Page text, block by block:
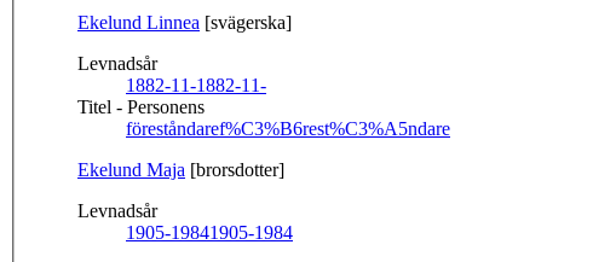
Ekelund Linnea [svägerska]
Levnadsår
1882-11-1882-11-
Titel - Personens
föreståndaref%C3%B6rest%C3%A5ndare
Ekelund Maja [brorsdotter]
Levnadsår
1905-19841905-1984